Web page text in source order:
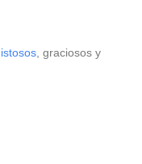
, graciosos y